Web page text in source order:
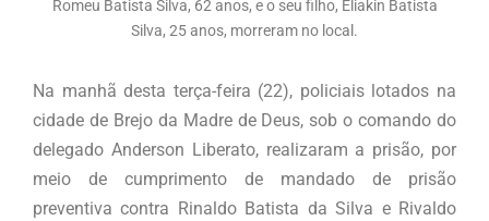
Romeu Batista Silva, 62 anos, e o seu filho, Eliakin Batista
Silva, 25 anos, morreram no local.
Na manhã desta terça-feira (22), policiais lotados na
cidade de Brejo da Madre de Deus, sob o comando do
delegado Anderson Liberato, realizaram a prisão, por
meio de cumprimento de mandado de prisão
preventiva contra Rinaldo Batista da Silva e Rivaldo